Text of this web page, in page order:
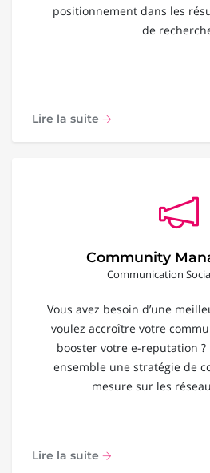
positionnement dans les
de
Lire la suite
Community
Communication
Vous avez besoin d’une
voulez accroître votre
booster votre e-reputation
ensemble une stratégie de
mesure sur les
Lire la suite